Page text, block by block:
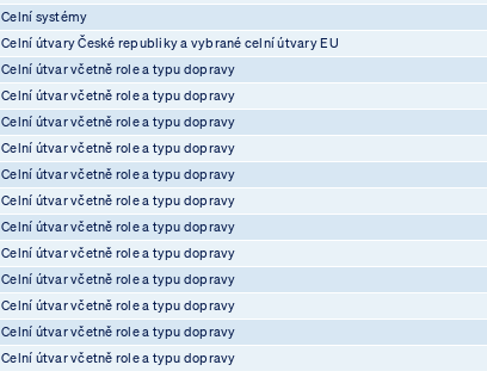
Celní systémy
Celní útvary České republiky a vybrané celní útvary EU
Celní útvar včetně role a typu dopravy
Celní útvar včetně role a typu dopravy
Celní útvar včetně role a typu dopravy
Celní útvar včetně role a typu dopravy
Celní útvar včetně role a typu dopravy
Celní útvar včetně role a typu dopravy
Celní útvar včetně role a typu dopravy
Celní útvar včetně role a typu dopravy
Celní útvar včetně role a typu dopravy
Celní útvar včetně role a typu dopravy
Celní útvar včetně role a typu dopravy
Celní útvar včetně role a typu dopravy